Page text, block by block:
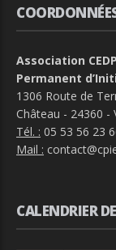
Association
Permanent
1306 Route de
Château - 24360 -
Tél. : 05 53 56 23
Mail :
CALENDRIER